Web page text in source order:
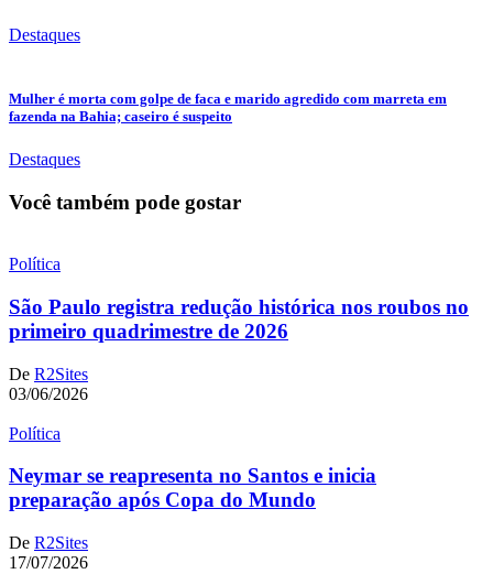
Destaques
Mulher é morta com golpe de faca e marido agredido com marreta em
fazenda na Bahia; caseiro é suspeito
Destaques
Você também pode gostar
Política
São Paulo registra redução histórica nos roubos no
primeiro quadrimestre de 2026
De R2Sites
03/06/2026
Política
Neymar se reapresenta no Santos e inicia
preparação após Copa do Mundo
De R2Sites
17/07/2026